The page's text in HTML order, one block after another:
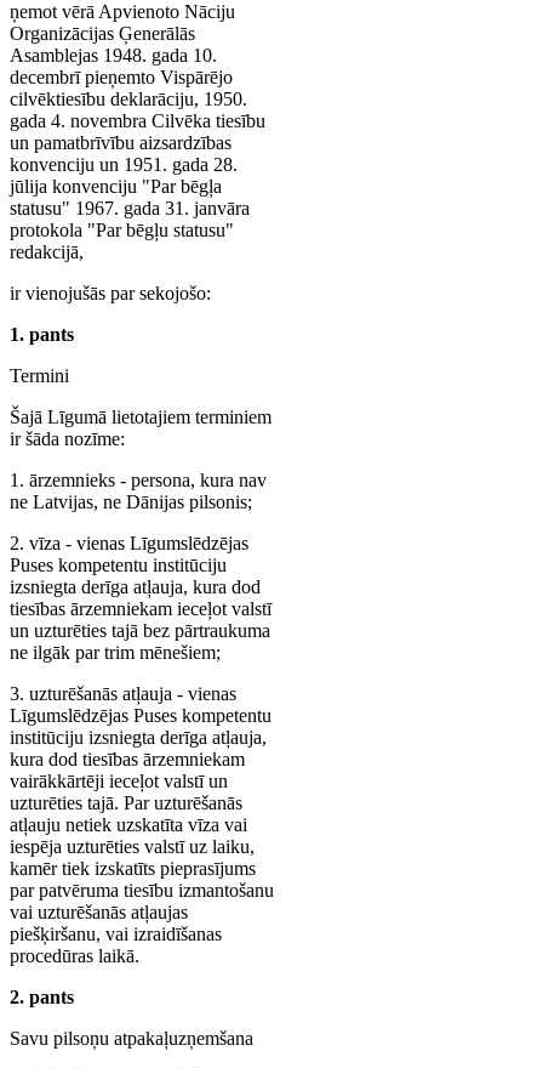
ņemot vērā Apvienoto Nāciju
Organizācijas Ģenerālās
Asamblejas 1948. gada 10.
decembrī pieņemto Vispārējo
cilvēktiesību deklarāciju, 1950.
gada 4. novembra Cilvēka tiesību
un pamatbrīvību aizsardzības
konvenciju un 1951. gada 28.
jūlija konvenciju "Par bēgļa
statusu" 1967. gada 31. janvāra
protokola "Par bēgļu statusu"
redakcijā,
ir vienojušās par sekojošo:
1. pants
Termini
Šajā Līgumā lietotajiem terminiem
ir šāda nozīme:
1. ārzemnieks - persona, kura nav
ne Latvijas, ne Dānijas pilsonis;
2. vīza - vienas Līgumslēdzējas
Puses kompetentu institūciju
izsniegta derīga atļauja, kura dod
tiesības ārzemniekam ieceļot valstī
un uzturēties tajā bez pārtraukuma
ne ilgāk par trim mēnešiem;
3. uzturēšanās atļauja - vienas
Līgumslēdzējas Puses kompetentu
institūciju izsniegta derīga atļauja,
kura dod tiesības ārzemniekam
vairākkārtēji ieceļot valstī un
uzturēties tajā. Par uzturēšanās
atļauju netiek uzskatīta vīza vai
iespēja uzturēties valstī uz laiku,
kamēr tiek izskatīts pieprasījums
par patvēruma tiesību izmantošanu
vai uzturēšanās atļaujas
piešķiršanu, vai izraidīšanas
procedūras laikā.
2. pants
Savu pilsoņu atpakaļuzņemšana